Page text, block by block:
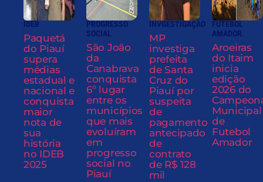
IDEB
Paquetá
do Piauí
supera
médias
estadual e
nacional e
conquista
maior
nota de
sua
história
no IDEB
2025
PROGRESSO
SOCIAL
São João
da
Canabrava
conquista
6º lugar
entre os
municípios
que mais
evoluíram
em
progresso
social no
Piauí
INVGESTIGAÇÃO
MP
investiga
prefeita
de Santa
Cruz do
Piauí por
suspeita
de
pagamento
antecipado
de
contrato
de R$ 128
mil
FUTEBOL
AMADOR
Aroeiras
do Itaim
inicia
edição
2026 do
Municipal
de
Futebol
Amador